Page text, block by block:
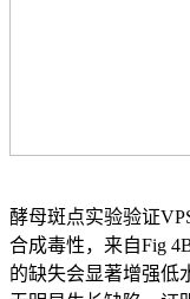
酵母斑点实验验证
合成毒性，来自Fig
的缺失会显著增强低